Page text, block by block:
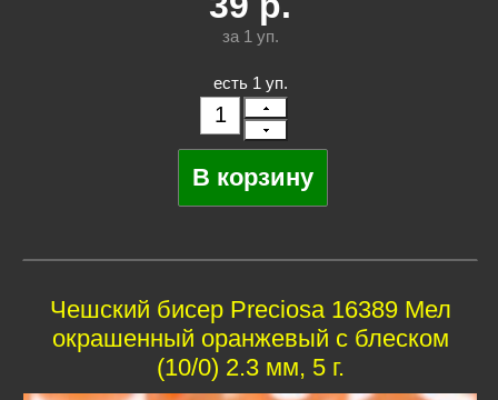
за 1 уп.
есть 1 уп.
Чешский бисер Preciosa 16389 Мел
окрашенный оранжевый с блеском
(10/0) 2.3 мм, 5 г.